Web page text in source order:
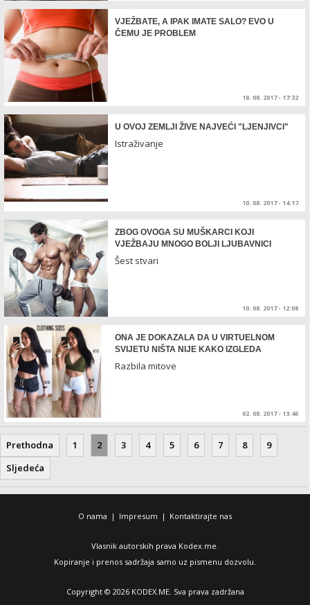
VJEŽBATE, A IPAK IMATE SALO? EVO U
ČEMU JE PROBLEM
18. 08. 2017 - 17:32
U OVOJ ZEMLJI ŽIVE NAJVEĆI "LJENJIVCI"
Istraživanje
10. 08. 2017 - 14:17
ZBOG OVOGA SU MUŠKARCI KOJI
VJEŽBAJU MNOGO BOLJI LJUBAVNICI
Šest stvari
10. 08. 2017 - 12:08
ONA JE DOKAZALA DA U VIRTUELNOM
SVIJETU NIŠTA NIJE KAKO IZGLEDA
Razbila mitove
02. 08. 2017 - 13:46
Prethodna 1 2 3 4 5 6 7 8
9
Sljedeća
O nama | Impresum | Kontaktirajte nas
Vlasnik autorskih prava Kodex.me.
Kopiranje i prenos sadržaja samo uz pismenu dozvolu.
Copyright © 2026 KODEX.ME. Sva prava zadržana